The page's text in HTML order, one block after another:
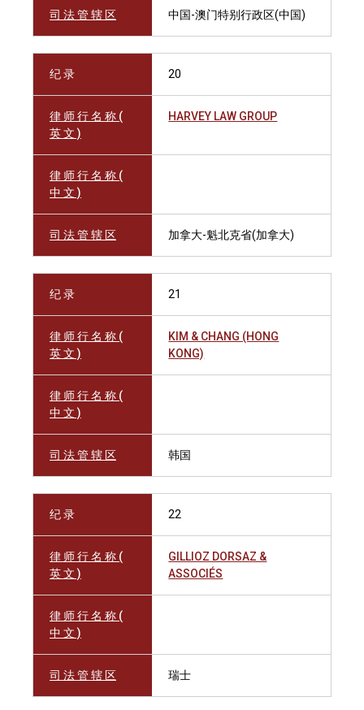
司 法 管 辖 区 中国-澳门特别行政区(中国)
纪 录 20
律 师 行 名 称 (
英 文 )
HARVEY LAW GROUP
律 师 行 名 称 (
中 文 )
司 法 管 辖 区 加拿大-魁北克省(加拿大)
纪 录 21
律 师 行 名 称 (
英 文 )
KIM & CHANG (HONG
KONG)
律 师 行 名 称 (
中 文 )
司 法 管 辖 区 韩国
纪 录 22
律 师 行 名 称 (
英 文 )
GILLIOZ DORSAZ &
ASSOCIÉS
律 师 行 名 称 (
中 文 )
司 法 管 辖 区 瑞士